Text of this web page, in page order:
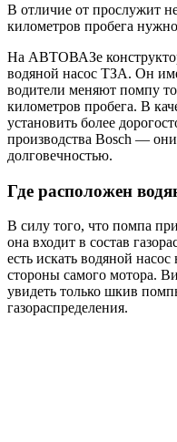
В отличие от прослужит
километров пробега
На АВТОВАЗе
водяной насос ТЗА. Он
водители меняют помпу
километров пробега. В
установить более
производства Bosch —
долговечностью.
Где расположен
В силу того, что помпа
она входит в состав
есть искать водяной
стороны самого мотора.
увидеть только шкив
газораспределения.